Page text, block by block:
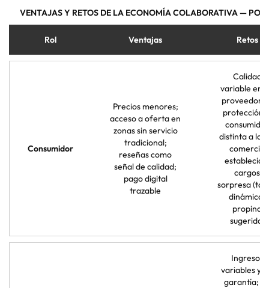
VENTAJAS Y RETOS DE LA ECONOMÍA COLABORATIVA — POR
Rol Ventajas Retos
Consumidor
Precios menores;
acceso a oferta en
zonas sin servicio
tradicional;
reseñas como
señal de calidad;
pago digital
trazable
Calidad
variable
protección
consumidor
distinta a la
comercio
cargos
sorpresa
dinámica,
propina
sugerida)
Ingresos
variables y
garantía;